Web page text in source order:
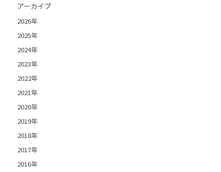
アーカイブ
2026年
2025年
2024年
2023年
2022年
2021年
2020年
2019年
2018年
2017年
2016年